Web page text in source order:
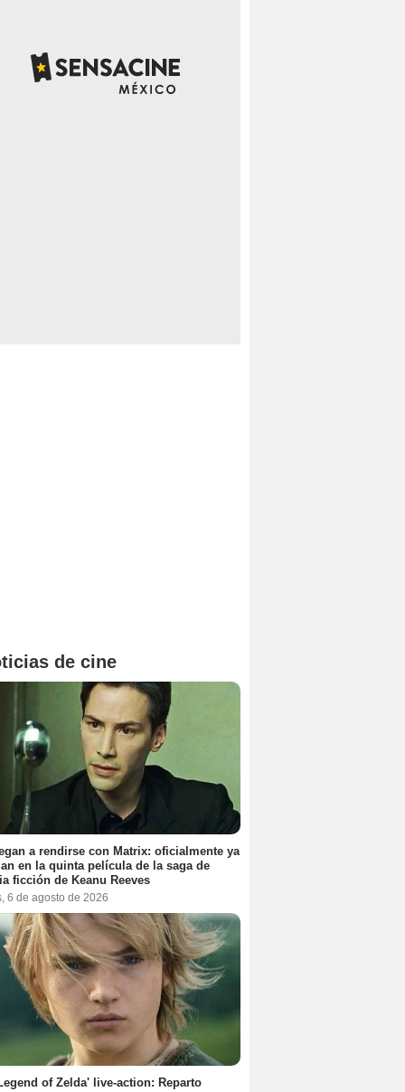
de cine
a rendirse con Matrix: oficialmente ya
en la quinta película de la saga de
ficción de Keanu Reeves
6 de agosto de 2026
of Zelda' live-action: Reparto